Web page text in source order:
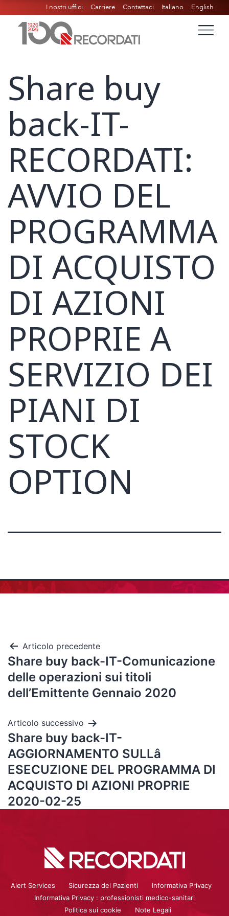
I nostri uffici Carriere Contattaci Italiano English
Share buy
back-IT-
RECORDATI:
AVVIO DEL
PROGRAMMA
DI ACQUISTO
DI AZIONI
PROPRIE A
SERVIZIO DEI
PIANI DI
STOCK
OPTION
Articolo precedente
Share buy back-IT-Comunicazione
delle operazioni sui titoli
dell’Emittente Gennaio 2020
Articolo successivo
Share buy back-IT-
AGGIORNAMENTO SULLâ
ESECUZIONE DEL PROGRAMMA DI
ACQUISTO DI AZIONI PROPRIE
2020-02-25
Alert Services Sicurezza dei Pazienti
Informativa Privacy
Informativa Privacy : professionisti medico-sanitari
Politica sui cookie
Note Legali